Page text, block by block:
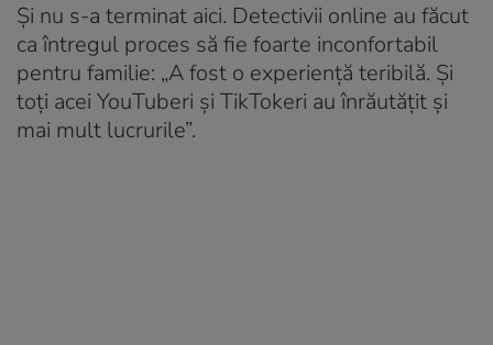
Și nu s-a terminat aici. Detectivii online au făcut
ca întregul proces să fie foarte inconfortabil
pentru familie: „A fost o experiență teribilă. Și
toți acei YouTuberi și TikTokeri au înrăutățit și
mai mult lucrurile”.